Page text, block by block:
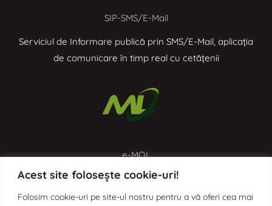
Acest site folosește cookie-uri!
Folosim cookie-uri pe site-ul nostru pentru a vă oferi cea mai
SIP-SMS/E-Mail
Serviciul de Informare publică prin SMS/E-Mail, aplicația
de comunicare în timp real cu cetățenii
e-MOL
Aplicația de digitalizare a proceselor administrative prin
Monitorul Oficial Local